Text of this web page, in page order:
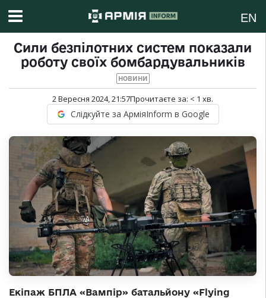
EN
Сили безпілотних систем показали
роботу своїх бомбардувальників
НОВИНИ
2 Вересня 2024, 21:57Прочитаєте за: < 1 хв.
Слідкуйте за АрміяInform в Google
Екіпаж БПЛА «Вампір» батальйону «Flying